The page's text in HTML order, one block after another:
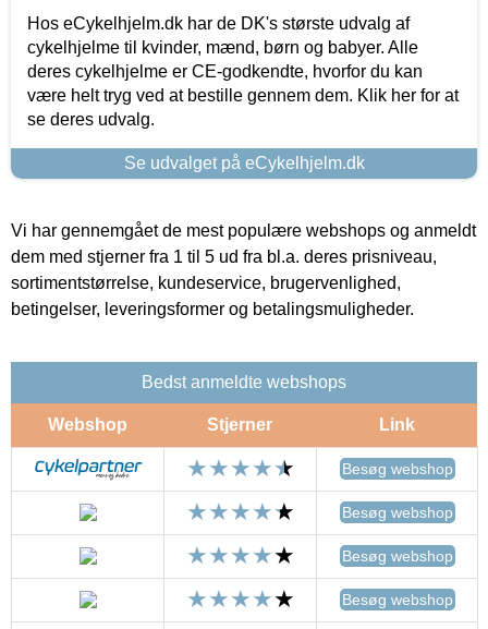
Hos eCykelhjelm.dk har de DK's største udvalg af
cykelhjelme til kvinder, mænd, børn og babyer. Alle
deres cykelhjelme er CE-godkendte, hvorfor du kan
være helt tryg ved at bestille gennem dem. Klik her for at
se deres udvalg.
Se udvalget på eCykelhjelm.dk
Vi har gennemgået de mest populære webshops og anmeldt
dem med stjerner fra 1 til 5 ud fra bl.a. deres prisniveau,
sortimentstørrelse, kundeservice, brugervenlighed,
betingelser, leveringsformer og betalingsmuligheder.
Bedst anmeldte webshops
Webshop Stjerner Link
Besøg webshop
Besøg webshop
Besøg webshop
Besøg webshop